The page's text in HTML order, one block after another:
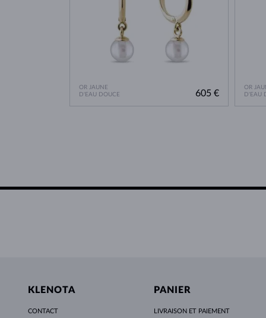
OR JAUNE
D'EAU DOUCE
605 €
OR
D'EAU
KLENOTA
CONTACT
PANIER
LIVRAISON ET PAIEMENT